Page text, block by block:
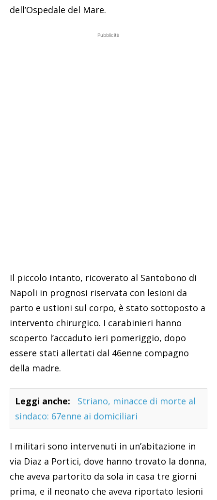
dell’Ospedale del Mare.
Pubblicità
Il piccolo intanto, ricoverato al Santobono di
Napoli in prognosi riservata con lesioni da
parto e ustioni sul corpo, è stato sottoposto a
intervento chirurgico. I carabinieri hanno
scoperto l’accaduto ieri pomeriggio, dopo
essere stati allertati dal 46enne compagno
della madre.
Leggi anche:
Striano, minacce di morte al
sindaco: 67enne ai domiciliari
I militari sono intervenuti in un’abitazione in
via Diaz a Portici, dove hanno trovato la donna,
che aveva partorito da sola in casa tre giorni
prima, e il neonato che aveva riportato lesioni